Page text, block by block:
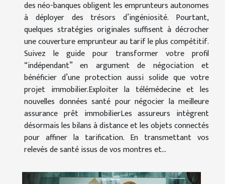
des néo-banques obligent les emprunteurs autonomes
à déployer des trésors d’ingéniosité. Pourtant,
quelques stratégies originales suffisent à décrocher
une couverture emprunteur au tarif le plus compétitif.
Suivez le guide pour transformer votre profil
“indépendant” en argument de négociation et
bénéficier d’une protection aussi solide que votre
projet immobilier.Exploiter la télémédecine et les
nouvelles données santé pour négocier la meilleure
assurance prêt immobilierLes assureurs intègrent
désormais les bilans à distance et les objets connectés
pour affiner la tarification. En transmettant vos
relevés de santé issus de vos montres et...